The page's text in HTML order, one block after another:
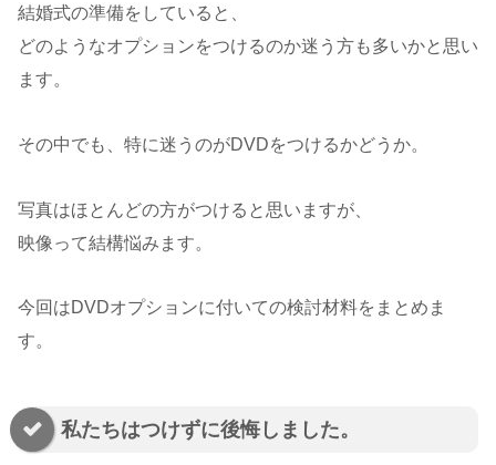
結婚式の準備をしていると、
どのようなオプションをつけるのか迷う方も多いかと思い
ます。
その中でも、特に迷うのがDVDをつけるかどうか。
写真はほとんどの方がつけると思いますが、
映像って結構悩みます。
今回はDVDオプションに付いての検討材料をまとめま
す。
私たちはつけずに後悔しました。